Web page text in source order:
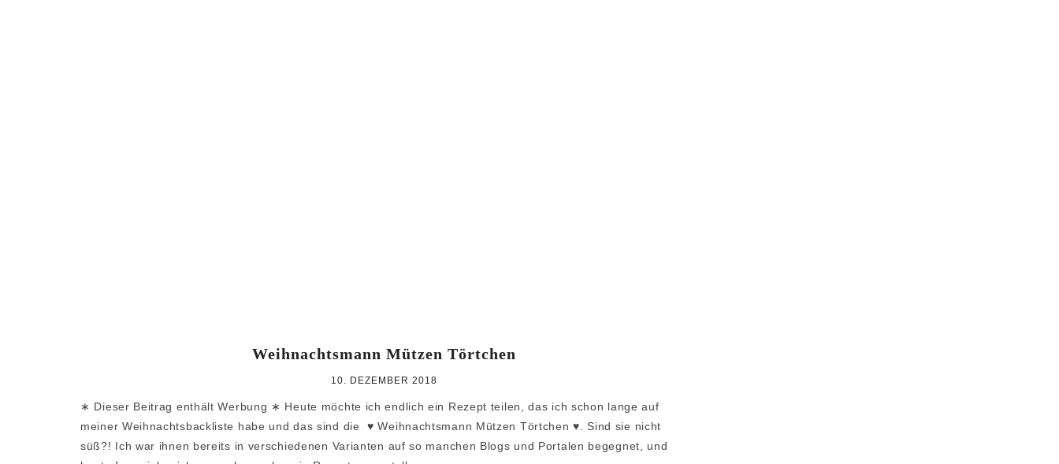
Weihnachtsmann Mützen Törtchen
10. DEZEMBER 2018
∗ Dieser Beitrag enthält Werbung ∗ Heute möchte ich endlich ein Rezept teilen, das ich schon lange auf
meiner Weihnachtsbackliste habe und das sind die ♥ Weihnachtsmann Mützen Törtchen ♥. Sind sie nicht
süß?! Ich war ihnen bereits in verschiedenen Varianten auf so manchen Blogs und Portalen begegnet, und